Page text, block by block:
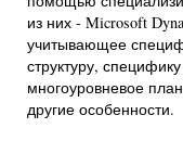
из них - Microsoft
учитывающее
структуру,
многоуровневое
другие особенности.